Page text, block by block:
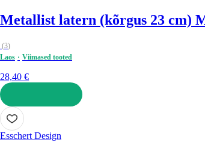
Metallist latern (kõrgus 23 cm)
(3)
Laos
Viimased tooted
28,40 €
LISA OSTUKORVI
Esschert Design